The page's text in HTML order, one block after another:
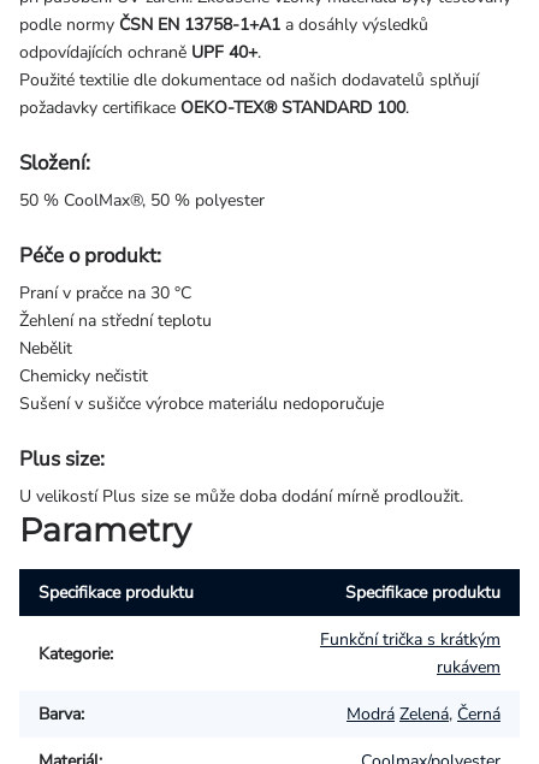
podle normy ČSN EN 13758-1+A1 a dosáhly výsledků
odpovídajících ochraně UPF 40+.
Použité textilie dle dokumentace od našich dodavatelů splňují
požadavky certifikace OEKO-TEX® STANDARD 100.
Složení:
50 % CoolMax®, 50 % polyester
Péče o produkt:
Praní v pračce na 30 °C
Žehlení na střední teplotu
Nebělit
Chemicky nečistit
Sušení v sušičce výrobce materiálu nedoporučuje
Plus size:
U velikostí Plus size se může doba dodání mírně prodloužit.
Parametry
Specifikace produktu Specifikace produktu
Kategorie:
Funkční trička s krátkým
rukávem
Barva: Modrá Zelená, Černá